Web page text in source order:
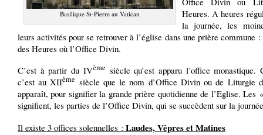
Basilique St-Pierre au Vatican
Heures. A heures
la journée, les
leurs activités pour se retrouver à l’église dans une prière commune
des Heures où l’Office Divin.
C’est à partir du IVème siècle qu’est apparu l’office monastique.
c’est au XIIème siècle que le nom d’Office Divin ou de Liturgie
apparaît, pour signifier la grande prière quotidienne de l’Eglise. Les
signifient, les parties de l’Office Divin, qui se succèdent sur la
Il existe 3 offices solennelles : Laudes, Vêpres et Matines